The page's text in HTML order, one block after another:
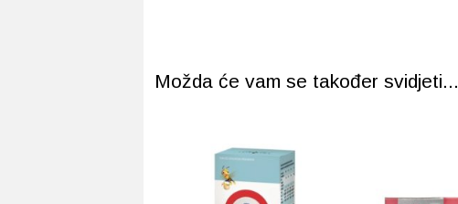
Možda će vam se također svidjeti...